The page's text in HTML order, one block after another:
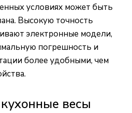
условиях может быть
Высокую точность
электронные модели,
погрешность и
более удобными, чем
весы